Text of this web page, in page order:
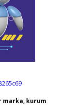
marka, kurum